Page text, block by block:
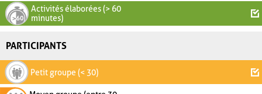
Activités élaborées (> 60
minutes)
PARTICIPANTS
Petit groupe (< 30)